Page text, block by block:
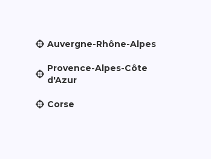
Auvergne-Rhône-Alpes
Provence-Alpes-Côte
d'Azur
Corse